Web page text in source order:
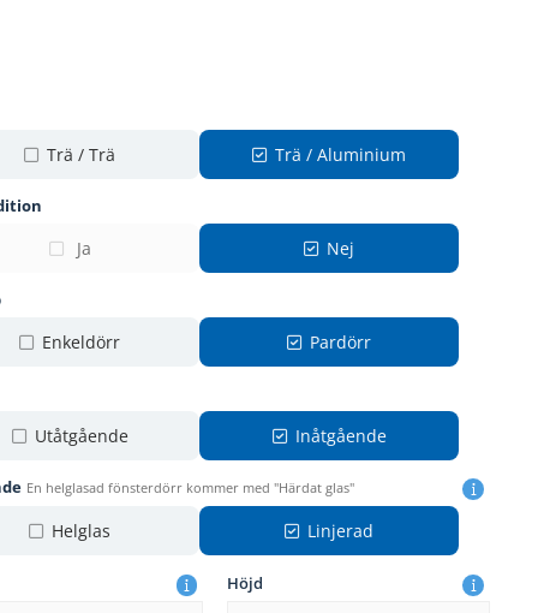
Trä / Trä Trä / Aluminium
Ja Nej
Enkeldörr Pardörr
Utåtgående Inåtgående
En helglasad fönsterdörr kommer med "Härdat glas"
Helglas Linjerad
Höjd